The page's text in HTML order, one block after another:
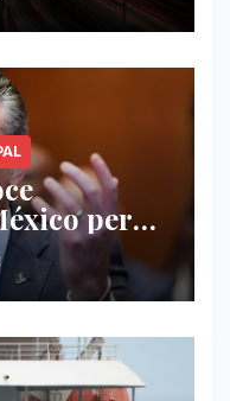
pero